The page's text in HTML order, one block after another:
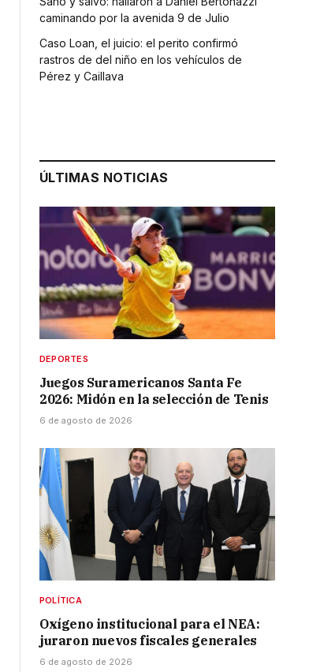
caminando por la avenida 9 de Julio
Caso Loan, el juicio: el perito confirmó
rastros de del niño en los vehículos de
Pérez y Caillava
ÚLTIMAS NOTICIAS
DEPORTES
Juegos Suramericanos Santa Fe
2026: Midón en la selección de Tenis
6 de agosto de 2026
POLÍTICA
Oxígeno institucional para el NEA:
juraron nuevos fiscales generales
6 de agosto de 2026